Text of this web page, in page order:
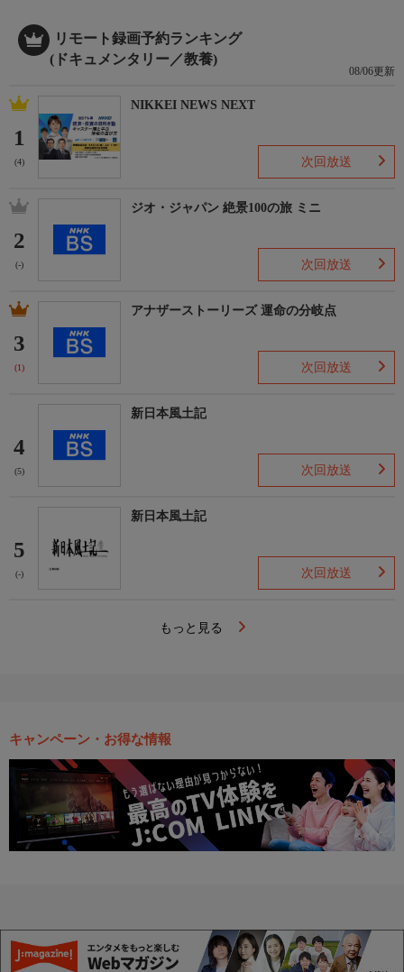
リモート録画予約ランキング
(ドキュメンタリー／教養)
08/06更新
1
(4)
NIKKEI NEWS NEXT
次回放送
2
(-)
ジオ・ジャパン 絶景100の旅 ミニ
次回放送
3
(1)
アナザーストーリーズ 運命の分岐点
次回放送
4
(5)
新日本風土記
次回放送
5
(-)
新日本風土記
次回放送
もっと見る
キャンペーン・お得な情報